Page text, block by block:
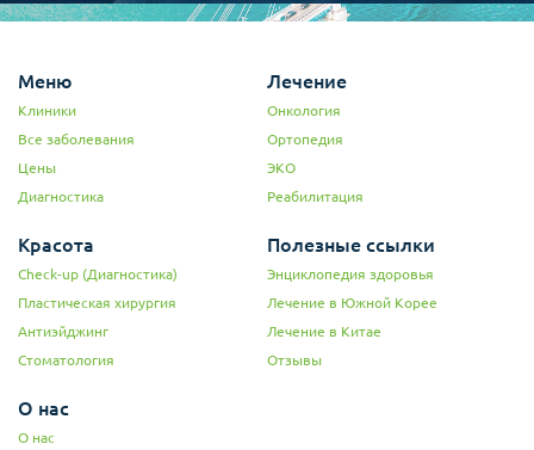
Меню
Клиники
Все заболевания
Цены
Диагностика
Лечение
Онкология
Ортопедия
ЭКО
Реабилитация
Красота
Check-up (Диагностика)
Пластическая хирургия
Антиэйджинг
Стоматология
Полезные ссылки
Энциклопедия здоровья
Лечение в Южной Корее
Лечение в Китае
Отзывы
О нас
О нас